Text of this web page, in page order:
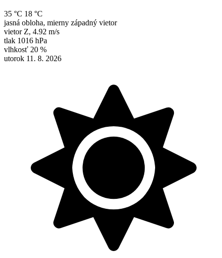
35 °C 18 °C
jasná obloha, mierny západný vietor
vietor Z, 4.92 m/s
tlak 1016 hPa
vlhkosť 20 %
utorok 11. 8. 2026